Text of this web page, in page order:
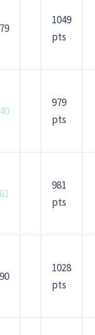
1049
pts
979
pts
981
pts
1028
pts